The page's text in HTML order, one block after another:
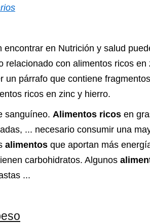
en Nutrición y salud
relacionado con alimentos ricos en
un párrafo que contiene
ricos en zinc y hierro.
sanguíneo. Alimentos ricos en
... necesario consumir una
alimentos que aportan más
carbohidratos. Algunos
...